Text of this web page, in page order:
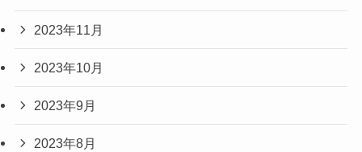
2023年11月
2023年10月
2023年9月
2023年8月